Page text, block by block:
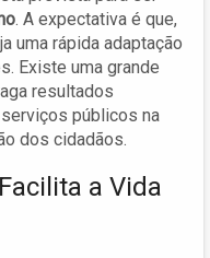
. A expectativa é que,
uma rápida adaptação
Existe uma grande
resultados
públicos na
dos cidadãos.
a Vida